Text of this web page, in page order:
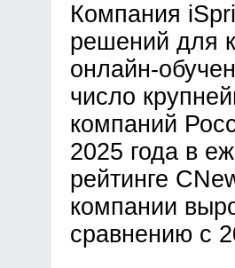
Компания
решений для
онлайн-
число
компаний
2025 года в
рейтинге
компании
сравнению с